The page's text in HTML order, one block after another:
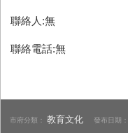
聯絡人:無
聯絡電話:無
市府分類：教育文化 發布日期：